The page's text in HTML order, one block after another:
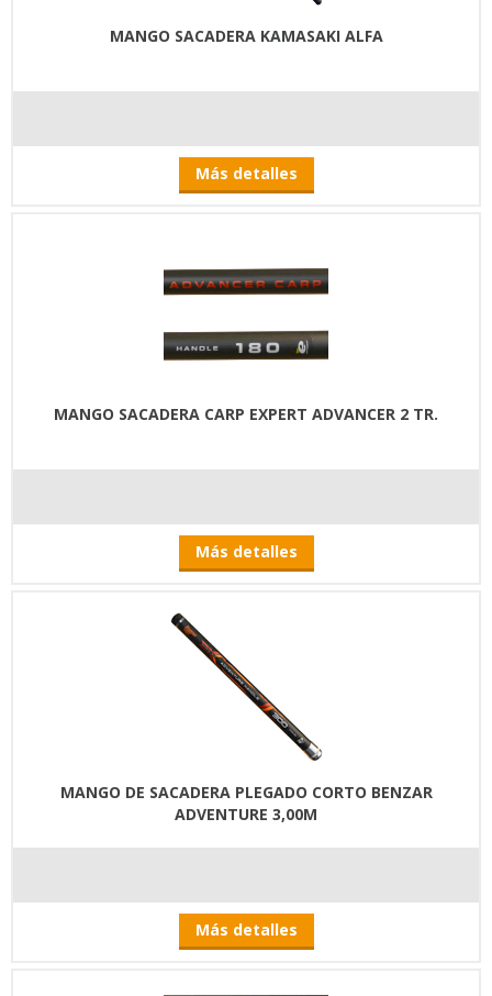
MANGO SACADERA KAMASAKI ALFA
Más detalles
MANGO SACADERA CARP EXPERT ADVANCER 2 TR.
Más detalles
MANGO DE SACADERA PLEGADO CORTO BENZAR
ADVENTURE 3,00M
Más detalles